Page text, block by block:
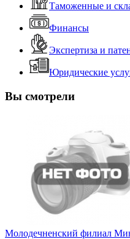
Таможенные и
Финансы
Экспертиза и
Юридические
Вы смотрели
Молодечненский филиал